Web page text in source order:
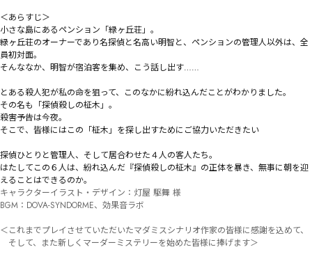
＜あらすじ＞
小さな島にあるペンション「緑ヶ丘荘」。
緑ヶ丘荘のオーナーであり名探偵と名高い明智と、ペンションの管理人以外は、全
員初対面。
そんななか、明智が宿泊客を集め、こう話し出す……
――とある殺人犯が私の命を狙って、このなかに紛れ込んだことがわかりました。
その名も「探偵殺しの柾木」。
殺害予告は今夜。
そこで、皆様にはこの「柾木」を探し出すためにご協力いただきたい――
探偵ひとりと管理人、そして居合わせた４人の客人たち。
はたしてこの６人は、紛れ込んだ『探偵殺しの柾木』の正体を暴き、無事に朝を迎
えることはできるのか。
キャラクターイラスト・デザイン：灯屋 駆舞 様
BGM：DOVA-SYNDORME、効果音ラボ
＜これまでプレイさせていただいたマダミスシナリオ作家の皆様に感謝を込めて、
そして、また新しくマーダーミステリーを始めた皆様に捧げます＞